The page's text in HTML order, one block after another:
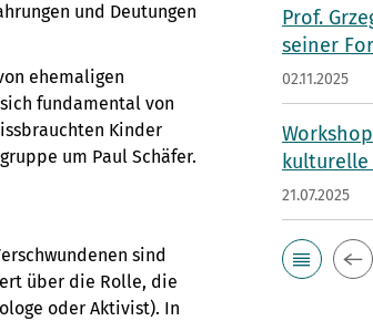
und Deutungen
ehemaligen
fundamental von
Kinder
um Paul Schäfer.
sind
über die Rolle, die
oder Aktivist). In
Prof.
seiner
02.11.2025
21.07.2025